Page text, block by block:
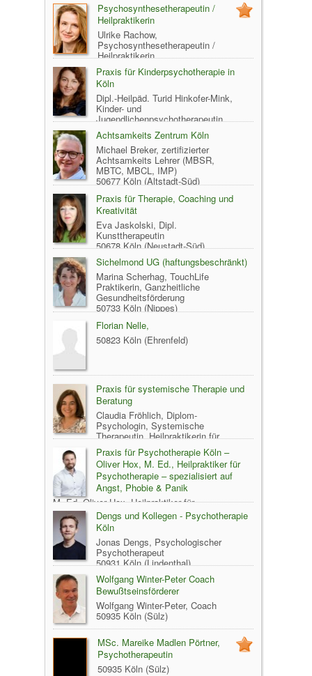
Psychosynthesetherapeutin /
Heilpraktikerin
Ulrike Rachow,
Psychosynthesetherapeutin /
Heilpraktikerin
50677 Köln (Altstadt-Süd)
Praxis für Kinderpsychotherapie in
Köln
Dipl.-Heilpäd. Turid Hinkofer-Mink,
Kinder- und
Jugendlichenpsychotherapeutin
50677 Köln (Altstadt-Süd)
Achtsamkeits Zentrum Köln
Michael Breker, zertifizierter
Achtsamkeits Lehrer (MBSR,
MBTC, MBCL, IMP)
50677 Köln (Altstadt-Süd)
Praxis für Therapie, Coaching und
Kreativität
Eva Jaskolski, Dipl.
Kunsttherapeutin
50678 Köln (Neustadt-Süd)
Sichelmond UG (haftungsbeschränkt)
Marina Scherhag, TouchLife
Praktikerin, Ganzheitliche
Gesundheitsförderung
50733 Köln (Nippes)
Florian Nelle,
50823 Köln (Ehrenfeld)
Praxis für systemische Therapie und
Beratung
Claudia Fröhlich, Diplom-
Psychologin, Systemische
Therapeutin, Heilpraktikerin für
Psychotherapie
50859 Köln (Lövenich)
Praxis für Psychotherapie Köln –
Oliver Hox, M. Ed., Heilpraktiker für
Psychotherapie – spezialisiert auf
Angst, Phobie & Panik
M. Ed. Oliver Hox, Heilpraktiker für
Psychotherapie
50931 Köln (Lindenthal)
Dengs und Kollegen - Psychotherapie
Köln
Jonas Dengs, Psychologischer
Psychotherapeut
50931 Köln (Lindenthal)
Wolfgang Winter-Peter Coach
Bewußtseinsförderer
Wolfgang Winter-Peter, Coach
50935 Köln (Sülz)
MSc. Mareike Madlen Pörtner,
Psychotherapeutin
50935 Köln (Sülz)